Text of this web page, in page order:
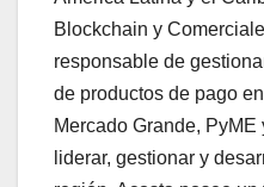
Blockchain y
responsable de
de productos de pago
Mercado Grande,
liderar, gestionar y